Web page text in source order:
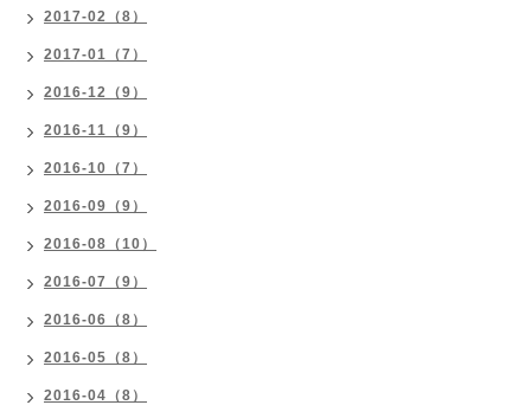
2017-02（8）
2017-01（7）
2016-12（9）
2016-11（9）
2016-10（7）
2016-09（9）
2016-08（10）
2016-07（9）
2016-06（8）
2016-05（8）
2016-04（8）